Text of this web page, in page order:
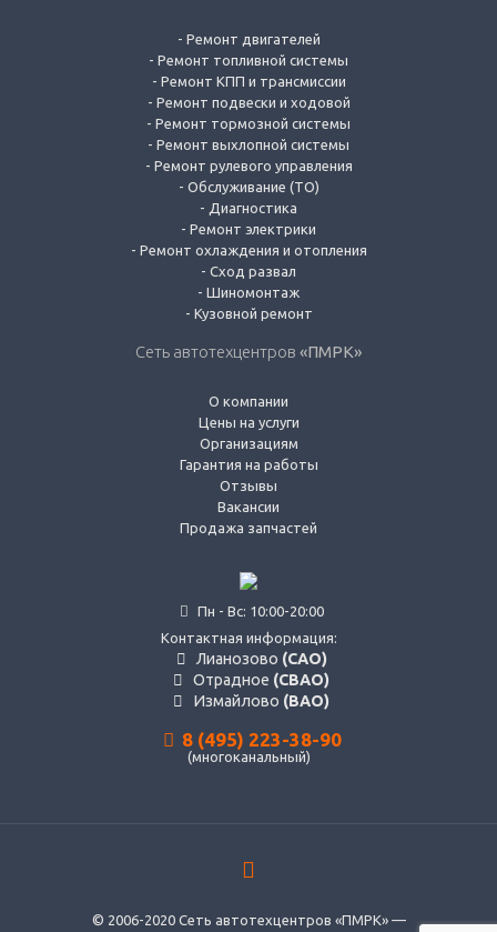
- Ремонт двигателей
- Ремонт топливной системы
- Ремонт КПП и трансмиссии
- Ремонт подвески и ходовой
- Ремонт тормозной системы
- Ремонт выхлопной системы
- Ремонт рулевого управления
- Обслуживание (ТО)
- Диагностика
- Ремонт электрики
- Ремонт охлаждения и отопления
- Сход развал
- Шиномонтаж
- Кузовной ремонт
Сеть автотехцентров «ПМРК»
О компании
Цены на услуги
Организациям
Гарантия на работы
Отзывы
Вакансии
Продажа запчастей
Пн - Вс: 10:00-20:00
Контактная информация:
Лианозово (САО)
Отрадное (СВАО)
Измайлово (ВАО)
8 (495) 223-38-90
(многоканальный)
© 2006-2020 Сеть автотехцентров «ПМРК» —